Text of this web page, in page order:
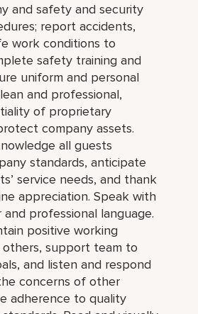
and safety and security
report accidents,
work conditions to
safety training and
uniform and personal
and professional,
of proprietary
company assets.
all guests
standards, anticipate
service needs, and thank
appreciation. Speak with
professional language.
positive working
support team to
and listen and respond
concerns of other
adherence to quality